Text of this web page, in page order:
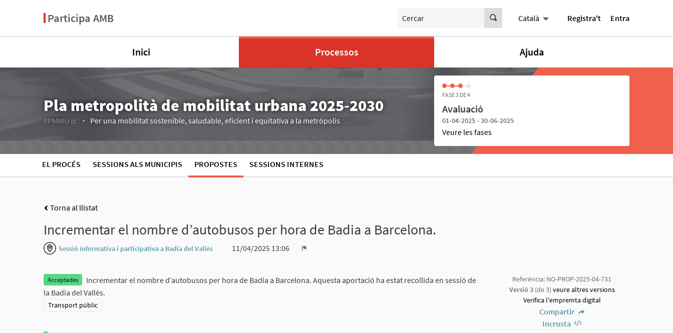
Participa AMB Cercar Català Registra't Entra
Inici Processos Ajuda
Pla metropolità de mobilitat urbana 2025-2030
#PMMU
Per una mobilitat sostenible, saludable, eficient i equitativa a la metròpolis
FASE 3 DE 4
Avaluació
01-04-2025 - 30-06-2025
Veure les fases
EL PROCÉS SESSIONS ALS MUNICIPIS PROPOSTES SESSIONS INTERNES
Torna al llistat
Incrementar el nombre d’autobusos per hora de Badia a Barcelona.
Sessió informativa i participativa a Badia del Vallès
11/04/2025 13:06
Acceptades
Incrementar el nombre d’autobusos per hora de Badia a Barcelona. Aquesta aportació ha estat recollida en sessió de
la Badia del Vallès.
Resultats al filtrar per la categoria: Transport públic
Transport públic
Referència: NO-PROP-2025-04-731
Versió 3(de 3) veure altres versions
Verifica l'empremta digital
Compartir
Incrusta